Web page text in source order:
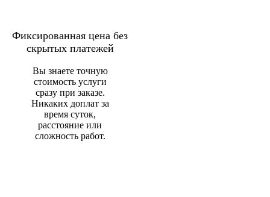
Фиксированная цена без
скрытых платежей
Вы знаете точную
стоимость услуги
сразу при заказе.
Никаких доплат за
время суток,
расстояние или
сложность работ.